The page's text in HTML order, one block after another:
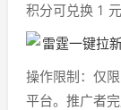
积分可兑换 1
操作限制：仅
平台。推广者